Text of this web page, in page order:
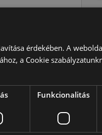
érdekében. A
a Cookie
Funkcionalitás